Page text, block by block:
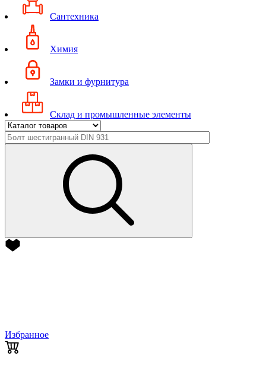
Сантехника
Химия
Замки и фурнитура
Склад и промышленные элементы
Избранное